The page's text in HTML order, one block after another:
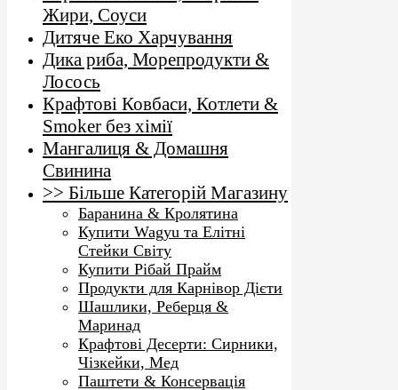
Жири, Соуси
Дитяче Еко Харчування
Дика риба, Морепродукти &
Лосось
Крафтові Ковбаси, Котлети &
Smoker без хімії
Мангалиця & Домашня
Свинина
>> Більше Категорій Магазину
Баранина & Кролятина
Купити Wagyu та Елітні
Стейки Світу
Купити Рібай Прайм
Продукти для Карнівор Дієти
Шашлики, Реберця &
Маринад
Крафтові Десерти: Сирники,
Чізкейки, Мед
Паштети & Консервація